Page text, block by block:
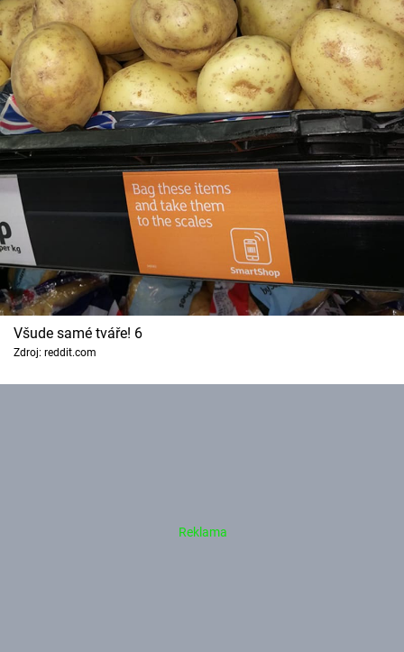
Všude samé tváře! 6
Zdroj: reddit.com